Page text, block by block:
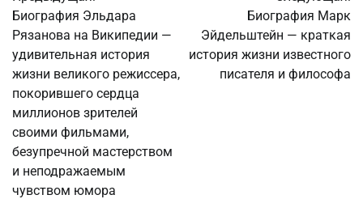
по
записям
Биография Эльдара
Рязанова на Википедии —
удивительная история
жизни великого режиссера,
покорившего сердца
миллионов зрителей
своими фильмами,
безупречной мастерством
и неподражаемым
чувством юмора
Биография Марк
Эйдельштейн — краткая
история жизни известного
писателя и философа